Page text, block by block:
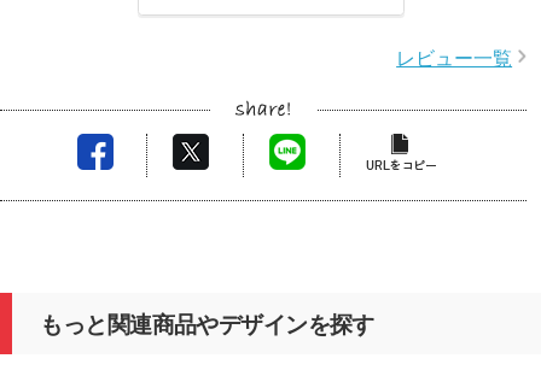
レビュー一覧
もっと関連商品やデザインを探す